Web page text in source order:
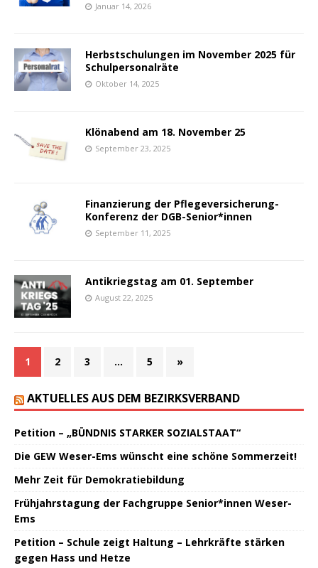
Januar 14, 2026
Herbstschulungen im November 2025 für
Schulpersonalräte
Oktober 14, 2025
Klönabend am 18. November 25
September 23, 2025
Finanzierung der Pflegeversicherung-
Konferenz der DGB-Senior*innen
September 11, 2025
Antikriegstag am 01. September
August 22, 2025
1 2 3 … 5 »
AKTUELLES AUS DEM BEZIRKSVERBAND
Petition – „BÜNDNIS STARKER SOZIALSTAAT“
Die GEW Weser-Ems wünscht eine schöne Sommerzeit!
Mehr Zeit für Demokratiebildung
Frühjahrstagung der Fachgruppe Senior*innen Weser-
Ems
Petition – Schule zeigt Haltung – Lehrkräfte stärken
gegen Hass und Hetze